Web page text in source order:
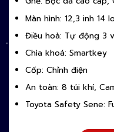
Màn hình: 12,3 inh 14
Điều hoà: Tự động 3
Chìa khoá: Smartkey
Cốp: Chỉnh điện
An toàn: 8 túi khí,
Toyota Safety Sene: